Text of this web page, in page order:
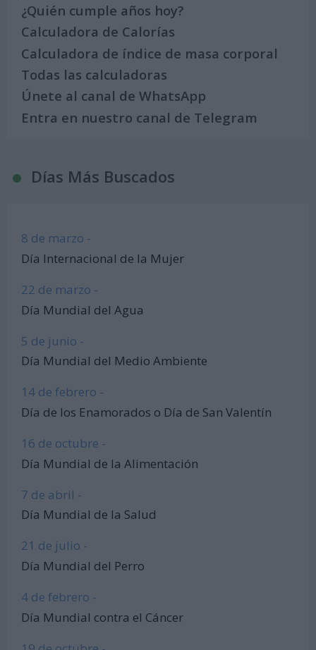
¿Quién cumple años hoy?
Calculadora de Calorías
Calculadora de índice de masa corporal
Todas las calculadoras
Únete al canal de WhatsApp
Entra en nuestro canal de Telegram
Días Más Buscados
8 de marzo -
Día Internacional de la Mujer
22 de marzo -
Día Mundial del Agua
5 de junio -
Día Mundial del Medio Ambiente
14 de febrero -
Día de los Enamorados o Día de San Valentín
16 de octubre -
Día Mundial de la Alimentación
7 de abril -
Día Mundial de la Salud
21 de julio -
Día Mundial del Perro
4 de febrero -
Día Mundial contra el Cáncer